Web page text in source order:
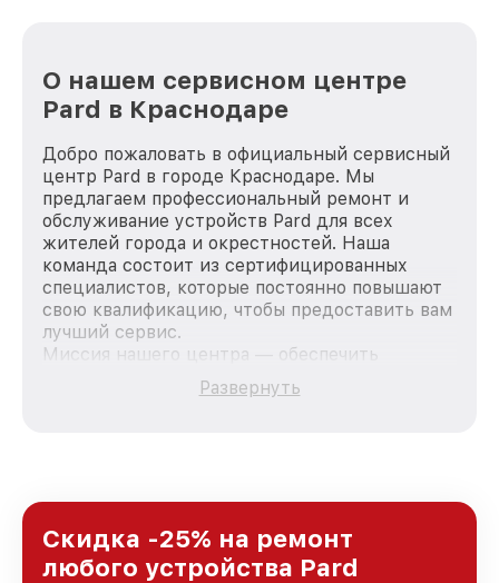
О нашем сервисном центре
Pard в Краснодаре
Добро пожаловать в официальный сервисный
центр Pard в городе Краснодаре. Мы
предлагаем профессиональный ремонт и
обслуживание устройств Pard для всех
жителей города и окрестностей. Наша
команда состоит из сертифицированных
специалистов, которые постоянно повышают
свою квалификацию, чтобы предоставить вам
лучший сервис.
Миссия нашего центра — обеспечить
качественный и доступный ремонт для
каждого пользователя продукции Pard, вне
Краснодаре, постоянно повышая уровень
доверия и лояльности наших клиентов.
Развернуть
Скидка -25% на ремонт
любого устройства Pard